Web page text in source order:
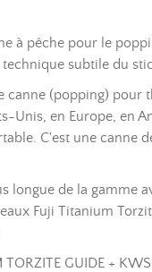
à pêche pour le
technique subtile du
canne (popping)
Unis, en Europe, en
C'est une canne
longue de la gamme
Fuji Titanium
GUIDE +